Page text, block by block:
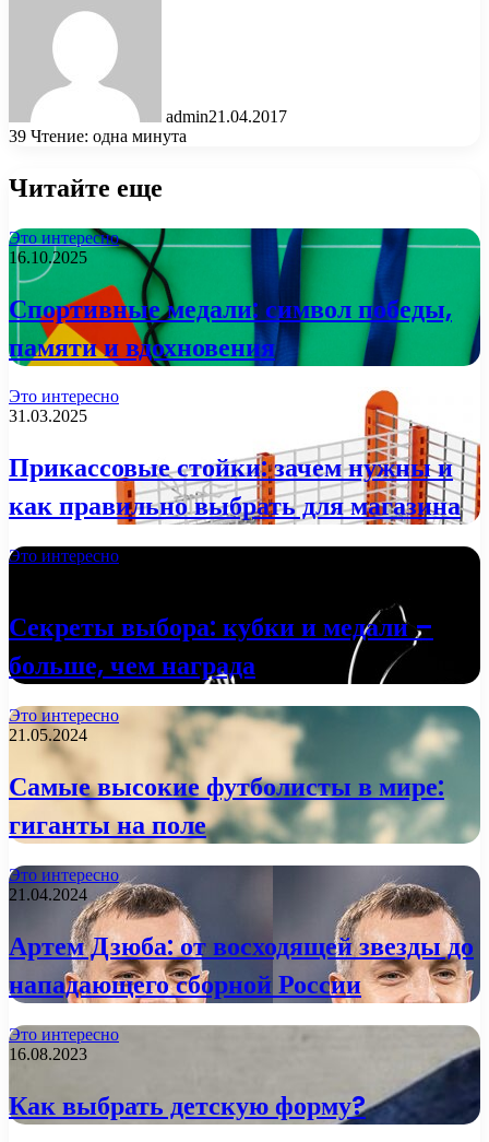
admin21.04.2017
39 Чтение: одна минута
Читайте еще
Это интересно
16.10.2025
Спортивные медали: символ победы,
памяти и вдохновения
Это интересно
31.03.2025
Прикассовые стойки: зачем нужны и
как правильно выбрать для магазина
Это интересно
Секреты выбора: кубки и медали –
больше, чем награда
Это интересно
21.05.2024
Самые высокие футболисты в мире:
гиганты на поле
Это интересно
21.04.2024
Артем Дзюба: от восходящей звезды до
нападающего сборной России
Это интересно
16.08.2023
Как выбрать детскую форму?